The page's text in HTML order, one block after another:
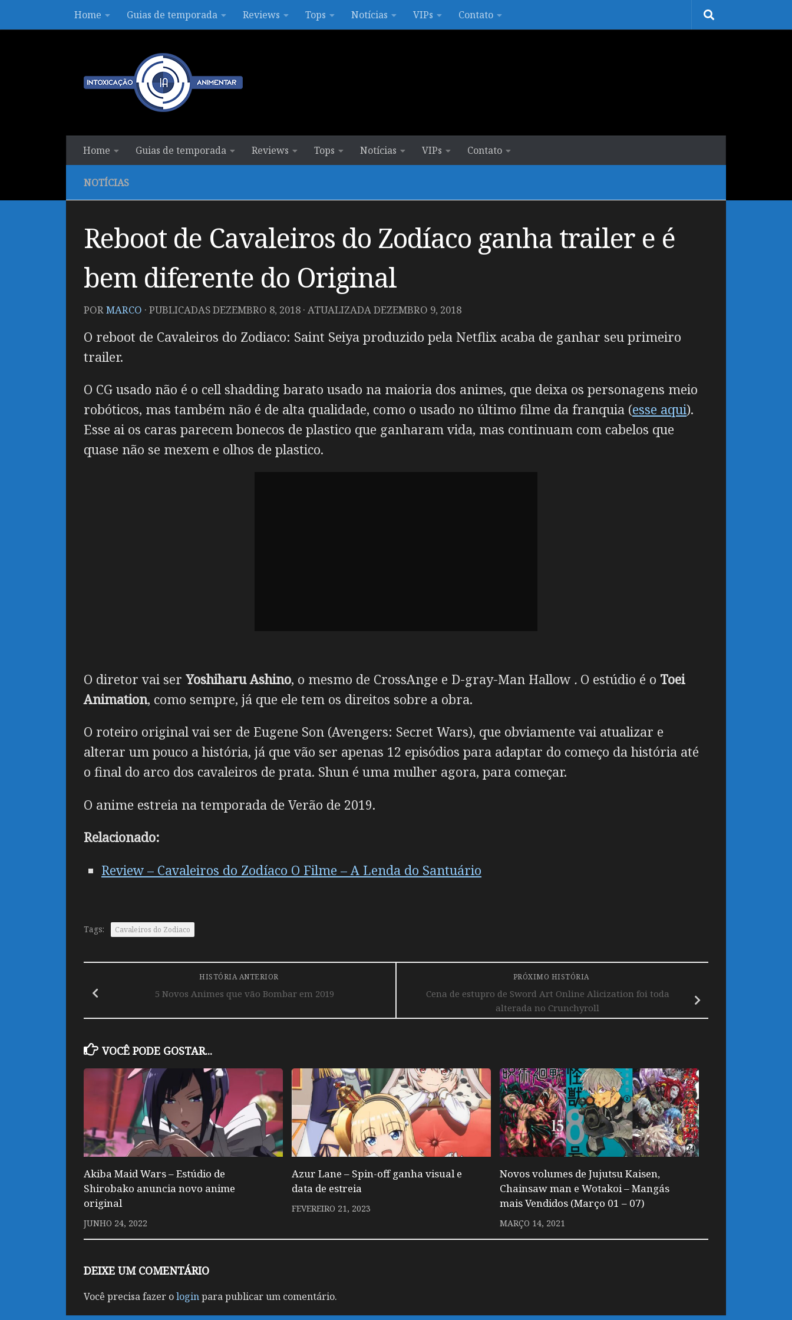
Skip to contentHome Guias de temporada Reviews Tops Notícias VIPs Contato
Home Guias de temporada Reviews Tops Notícias VIPs Contato
NOTÍCIAS
Reboot de Cavaleiros do Zodíaco ganha trailer e é
bem diferente do Original
PORMARCO · PUBLICADASDEZEMBRO 8, 2018 · ATUALIZADADEZEMBRO 9, 2018
O reboot de Cavaleiros do Zodiaco: Saint Seiya produzido pela Netflix acaba de ganhar seu primeiro
trailer.
O CG usado não é o cell shadding barato usado na maioria dos animes, que deixa os personagens meio
robóticos, mas também não é de alta qualidade, como o usado no último filme da franquia (esse aqui).
Esse ai os caras parecem bonecos de plastico que ganharam vida, mas continuam com cabelos que
quase não se mexem e olhos de plastico.
O diretor vai ser Yoshiharu Ashino, o mesmo de CrossAnge e D-gray-Man Hallow . O estúdio é o Toei
Animation, como sempre, já que ele tem os direitos sobre a obra.
O roteiro original vai ser de Eugene Son (Avengers: Secret Wars), que obviamente vai atualizar e
alterar um pouco a história, já que vão ser apenas 12 episódios para adaptar do começo da história até
o final do arco dos cavaleiros de prata. Shun é uma mulher agora, para começar.
O anime estreia na temporada de Verão de 2019.
Relacionado:
Review – Cavaleiros do Zodíaco O Filme – A Lenda do Santuário
Tags: Cavaleiros do Zodiaco
PRÓXIMO HISTÓRIA
Cena de estupro de Sword Art Online Alicization foi toda
alterada no Crunchyroll
HISTÓRIA ANTERIOR
5 Novos Animes que vão Bombar em 2019
VOCÊ PODE GOSTAR...
Akiba Maid Wars – Estúdio de
Shirobako anuncia novo anime
original
JUNHO 24, 2022
Azur Lane – Spin-off ganha visual e
data de estreia
FEVEREIRO 21, 2023
Novos volumes de Jujutsu Kaisen,
Chainsaw man e Wotakoi – Mangás
mais Vendidos (Março 01 – 07)
MARÇO 14, 2021
DEIXE UM COMENTÁRIO
Você precisa fazer ologinpara publicar um comentário.